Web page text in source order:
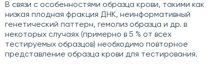
В связи с особенностями образца крови, такими как
низкая плодная фракция ДНК, неинформативный
генетический паттерн, гемолиз образца и др. в
некоторых случаях (примерно в 5 % от всех
тестируемых образцов) необходимо повторное
представление образца крови для тестирования.